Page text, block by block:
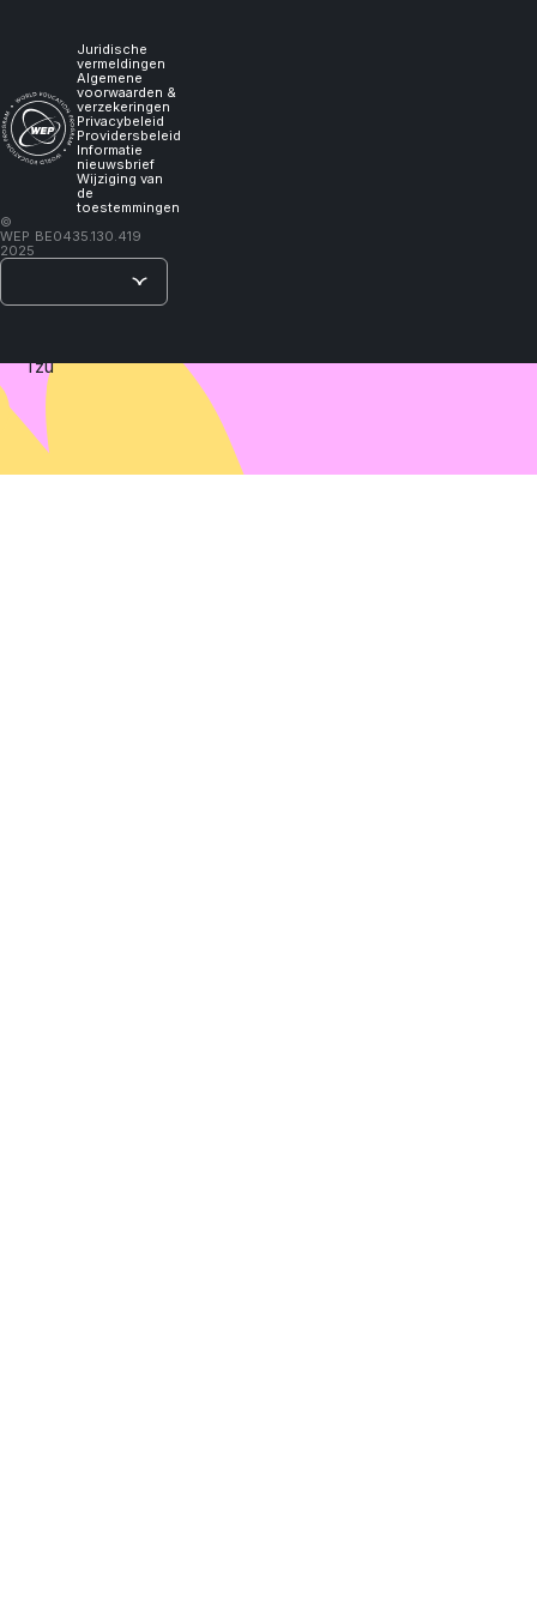
Juridische
vermeldingen
Algemene
voorwaarden &
verzekeringen
Privacybeleid
Providersbeleid
Informatie
nieuwsbrief
Wijziging van
de
toestemmingen
©
WEP
2025
BE0435.130.419
it,
I
will
learn."
Tzu